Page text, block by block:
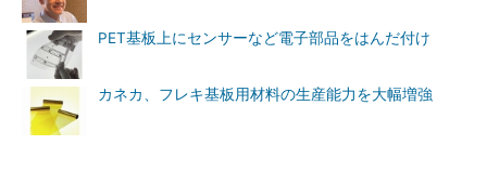
PET基板上にセンサーなど電子部品をはんだ付け
カネカ、フレキ基板用材料の生産能力を大幅増強